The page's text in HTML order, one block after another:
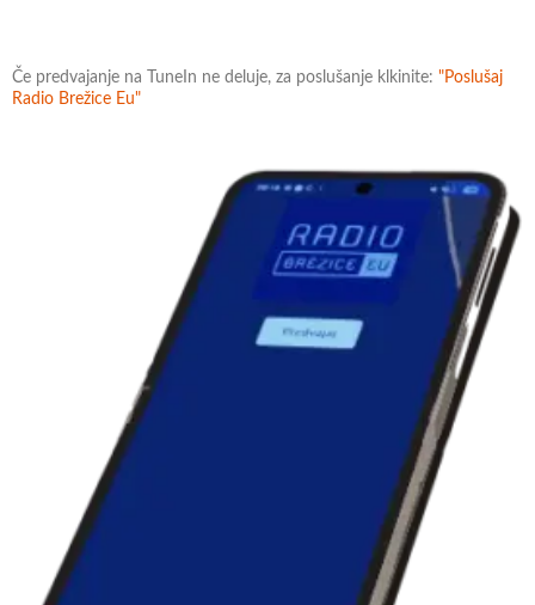
Če predvajanje na TuneIn ne deluje, za poslušanje klkinite: "Poslušaj
Radio Brežice Eu"